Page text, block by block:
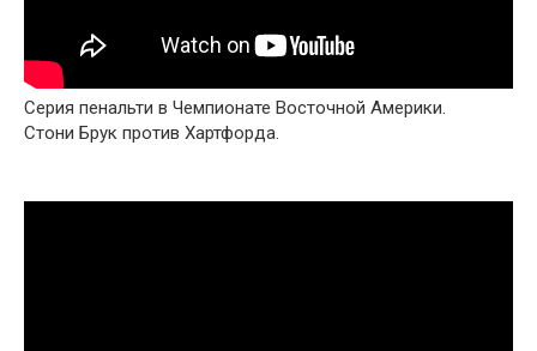
Серия пенальти в Чемпионате Восточной Америки.
Стони Брук против Хартфорда.